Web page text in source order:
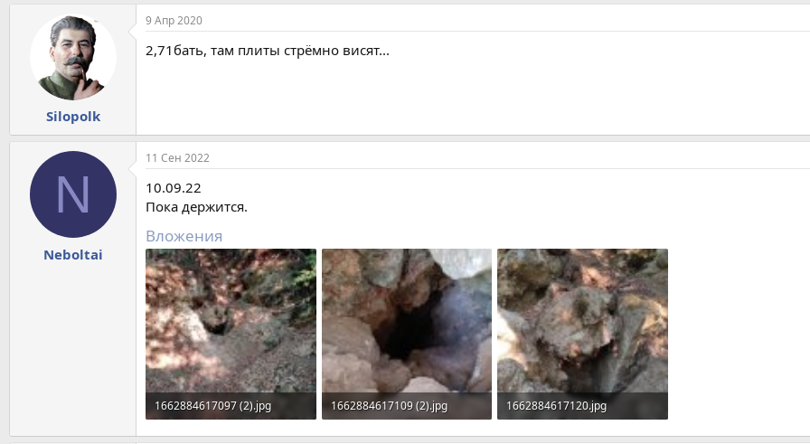
Silopolk
9 Апр 2020
2,71бать, там плиты стрёмно висят...
N
Neboltai
11 Сен 2022
10.09.22
Пока держится.
Вложения
1662884617097 (2).jpg
941 KB · Просмотры: 305
1662884617109 (2).jpg
1.021,5 KB · Просмотры: 328
1662884617120.jpg
1.020,6 KB · Просмотры: 283